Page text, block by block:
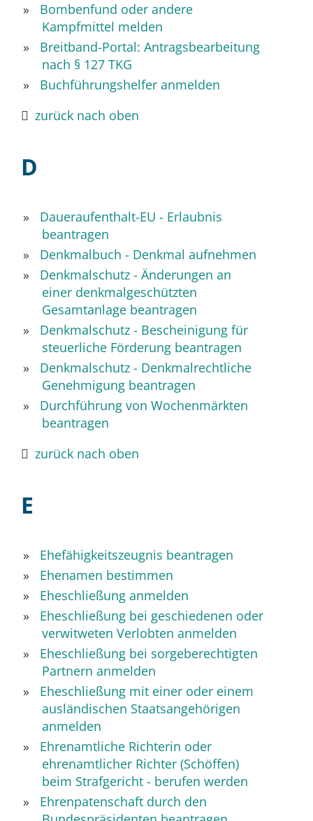
Bombenfund oder andere
Kampfmittel melden
Breitband-Portal: Antragsbearbeitung
nach § 127 TKG
Buchführungshelfer anmelden
zurück nach oben
D
Daueraufenthalt-EU - Erlaubnis
beantragen
Denkmalbuch - Denkmal aufnehmen
Denkmalschutz - Änderungen an
einer denkmalgeschützten
Gesamtanlage beantragen
Denkmalschutz - Bescheinigung für
steuerliche Förderung beantragen
Denkmalschutz - Denkmalrechtliche
Genehmigung beantragen
Durchführung von Wochenmärkten
beantragen
zurück nach oben
E
Ehefähigkeitszeugnis beantragen
Ehenamen bestimmen
Eheschließung anmelden
Eheschließung bei geschiedenen oder
verwitweten Verlobten anmelden
Eheschließung bei sorgeberechtigten
Partnern anmelden
Eheschließung mit einer oder einem
ausländischen Staatsangehörigen
anmelden
Ehrenamtliche Richterin oder
ehrenamtlicher Richter (Schöffen)
beim Strafgericht - berufen werden
Ehrenpatenschaft durch den